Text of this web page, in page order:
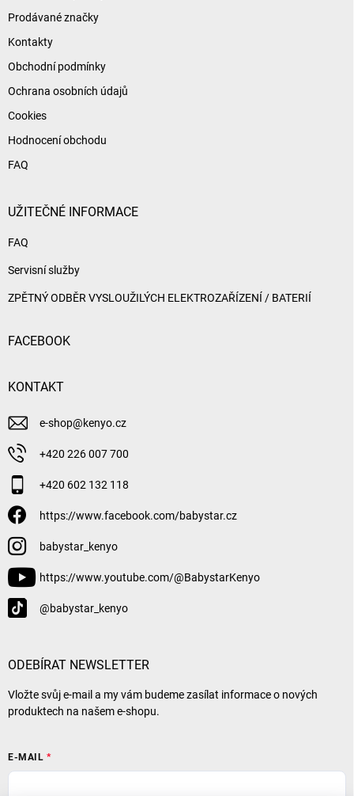
Prodávané značky
Kontakty
Obchodní podmínky
Ochrana osobních údajů
Cookies
Hodnocení obchodu
FAQ
UŽITEČNÉ INFORMACE
FAQ
Servisní služby
ZPĚTNÝ ODBĚR VYSLOUŽILÝCH ELEKTROZAŘÍZENÍ / BATERIÍ
FACEBOOK
KONTAKT
e-shop@kenyo.cz
+420 226 007 700
+420 602 132 118
https://www.facebook.com/babystar.cz
babystar_kenyo
https://www.youtube.com/@BabystarKenyo
@babystar_kenyo
ODEBÍRAT NEWSLETTER
Vložte svůj e-mail a my vám budeme zasílat informace o nových
produktech na našem e-shopu.
E-MAIL